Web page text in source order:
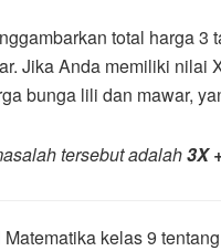
total harga
Jika Anda memiliki nilai
bunga lili dan mawar,
tersebut adalah3X
kelas 9